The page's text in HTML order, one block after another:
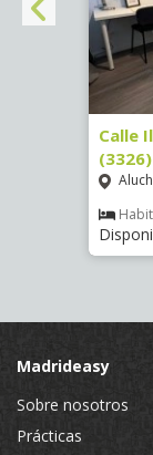
Calle
(3326)
Madrideasy
Sobre nosotros
Prácticas